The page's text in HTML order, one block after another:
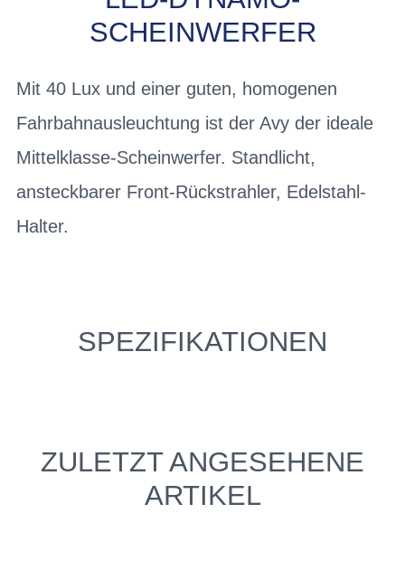
SCHEINWERFER
Mit 40 Lux und einer guten, homogenen
Fahrbahnausleuchtung ist der Avy der ideale
Mittelklasse-Scheinwerfer. Standlicht,
ansteckbarer Front-Rückstrahler, Edelstahl-
Halter.
SPEZIFIKATIONEN
ZULETZT ANGESEHENE
ARTIKEL